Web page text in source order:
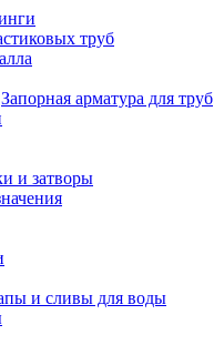
труб
Запорная арматура для труб
и затворы
и сливы для воды